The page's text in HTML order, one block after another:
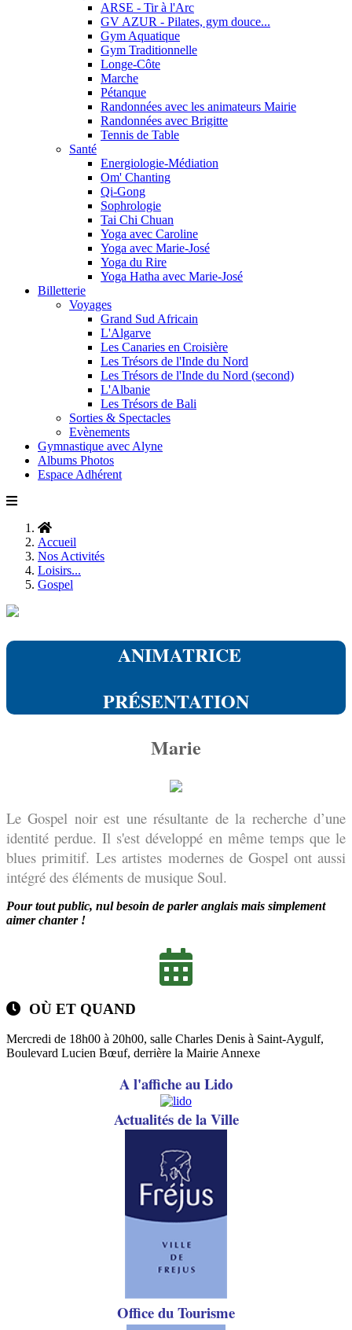
ARSE - Tir à l'Arc
GV AZUR - Pilates, gym douce...
Gym Aquatique
Gym Traditionnelle
Longe-Côte
Marche
Pétanque
Randonnées avec les animateurs Mairie
Randonnées avec Brigitte
Tennis de Table
Santé
Energiologie-Médiation
Om' Chanting
Qi-Gong
Sophrologie
Tai Chi Chuan
Yoga avec Caroline
Yoga avec Marie-José
Yoga du Rire
Yoga Hatha avec Marie-José
Billetterie
Voyages
Grand Sud Africain
L'Algarve
Les Canaries en Croisière
Les Trésors de l'Inde du Nord
Les Trésors de l'Inde du Nord (second)
L'Albanie
Les Trésors de Bali
Sorties & Spectacles
Evènements
Gymnastique avec Alyne
Albums Photos
Espace Adhérent
Accueil
Nos Activités
Loisirs...
Gospel
ANIMATRICE
PRÉSENTATION
Marie
Le Gospel noir est une résultante de la recherche d’une
identité perdue. Il s'est développé en même temps que le
blues primitif. Les artistes modernes de Gospel ont aussi
intégré des éléments de musique Soul.
Pour tout public, nul besoin de parler anglais mais simplement
aimer chanter !
OÙ ET QUAND
Mercredi de 18h00 à 20h00, salle Charles Denis à Saint-Aygulf,
Boulevard Lucien Bœuf, derrière la Mairie Annexe
A l'affiche au Lido
Actualités de la Ville
Office du Tourisme